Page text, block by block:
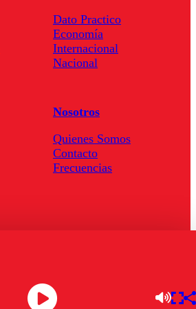
Dato Practico
Economía
Internacional
Nacional
Nosotros
Quienes Somos
Contacto
Frecuencias